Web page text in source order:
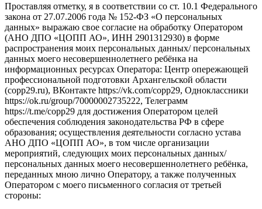
Проставляя отметку, я в соответствии со ст. 10.1 Федерального
закона от 27.07.2006 года № 152-ФЗ «О персональных
данных» выражаю свое согласие на обработку Оператором
(АНО ДПО «ЦОПП АО», ИНН 2901312930) в форме
распространения моих персональных данных/ персональных
данных моего несовершеннолетнего ребёнка на
информационных ресурсах Оператора: Центр опережающей
профессиональной подготовки Архангельской области
(copp29.ru), ВКонтакте https://vk.com/copp29, Одноклассники
https://ok.ru/group/70000002735222, Телеграмм
https://t.me/copp29 для достижения Оператором целей
обеспечения соблюдения законодательства РФ в сфере
образования; осуществления деятельности согласно устава
АНО ДПО «ЦОПП АО», в том числе организации
мероприятий, следующих моих персональных данных/
персональных данных моего несовершеннолетнего ребёнка,
переданных мною лично Оператору, а также полученных
Оператором с моего письменного согласия от третьей
стороны: